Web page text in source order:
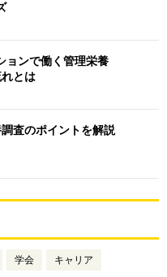
ョンで働く管理栄養
とは
査のポイントを解説
学会 キャリア